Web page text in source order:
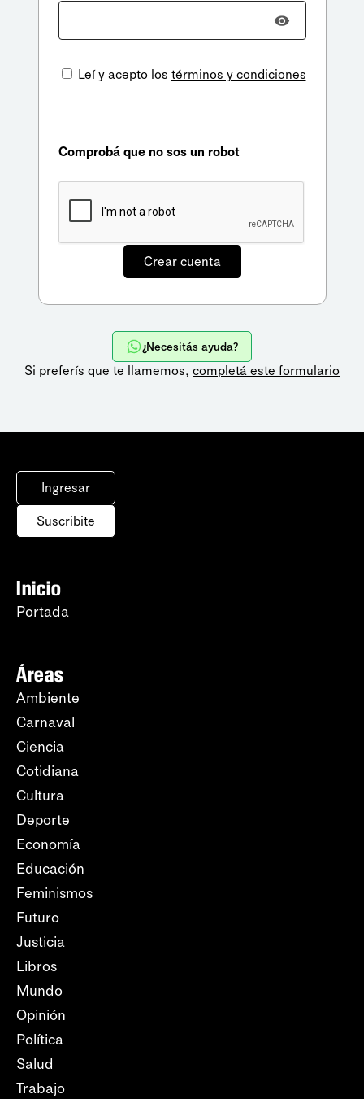
Leí y acepto los términos y condiciones
Comprobá que no sos un robot
¿Necesitás ayuda?
Si preferís que te llamemos, completá este formulario
Ingresar
Suscribite
Inicio
Portada
Áreas
Ambiente
Carnaval
Ciencia
Cotidiana
Cultura
Deporte
Economía
Educación
Feminismos
Futuro
Justicia
Libros
Mundo
Opinión
Política
Salud
Trabajo